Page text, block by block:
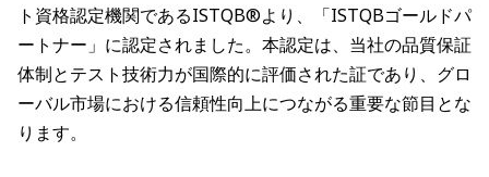
ト資格認定機関であるISTQB®より、「ISTQBゴールドパ
ートナー」に認定されました。本認定は、当社の品質保証
体制とテスト技術力が国際的に評価された証であり、グロ
ーバル市場における信頼性向上につながる重要な節目とな
ります。